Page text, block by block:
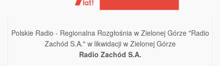
Polskie Radio - Regionalna Rozgłośnia w Zielonej Górze "Radio
Zachód S.A." w likwidacji w Zielonej Górze
Radio Zachód S.A.